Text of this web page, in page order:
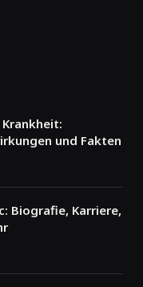
und Fakten
Biografie, Karriere,